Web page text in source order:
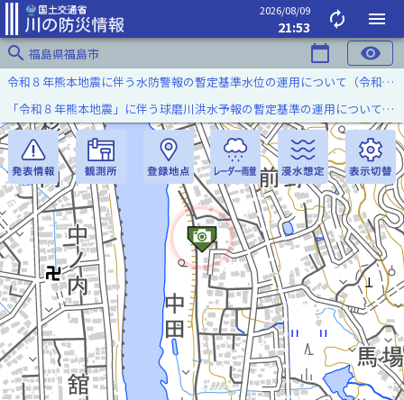
2026/08/09
21:53 autorenew
menu
search 福島県福島市 calendar_today visibility
令和８年熊本地震に伴う水防警報の暫定基準水位の運用について（令和８年８月７日）
「令和８年熊本地震」に伴う球磨川洪水予報の暫定基準の運用について（令和８年８月５日）